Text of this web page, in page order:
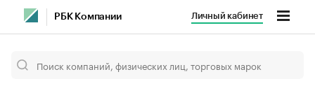
РБК Компании Личный кабинет